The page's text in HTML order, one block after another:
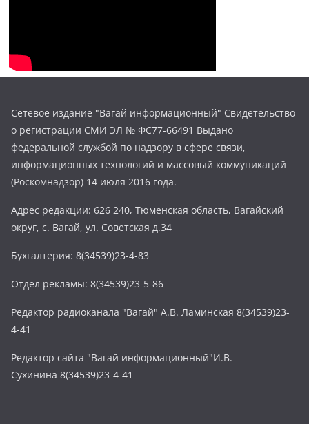
Сетевое издание "Вагай информационный" Свидетельство
о регистрации СМИ ЭЛ № ФС77-66491 Выдано
федеральной службой по надзору в сфере связи,
информационных технологий и массовый коммуникаций
(Роскомнадзор) 14 июля 2016 года.
Адрес редакции: 626 240, Тюменская область, Вагайский
округ, с. Вагай, ул. Советская д.34
Бухгалтерия: 8(34539)23-4-83
Отдел рекламы: 8(34539)23-5-86
Редактор радиоканала "Вагай" А.В. Ламинская 8(34539)23-
4-41
Редактор сайта "Вагай информационный"И.В.
Сухинина 8(34539)23-4-41